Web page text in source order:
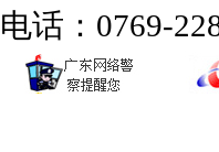
电话：0769-